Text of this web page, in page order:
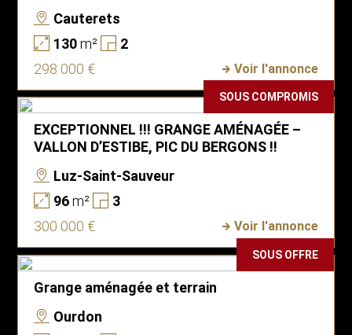
Cauterets
130m²
2
298 000 €
Voir l'annonce
SOUS COMPROMIS
EXCEPTIONNEL !!! GRANGE AMÉNAGÉE –
VALLON D’ESTIBE, PIC DU BERGONS !!
Luz-Saint-Sauveur
96m²
3
300 000 €
Voir l'annonce
SOUS OFFRE
Grange aménagée et terrain
Ourdon